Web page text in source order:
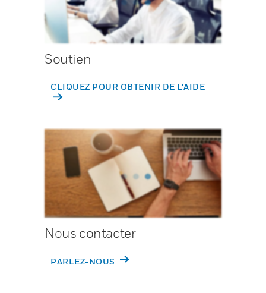
Soutien
CLIQUEZ POUR OBTENIR DE L'AIDE
Nous contacter
PARLEZ-NOUS